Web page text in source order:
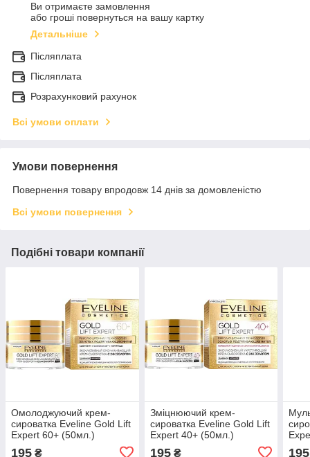
Ви отримаєте замовлення
або гроші повернуться на вашу картку
Детальніше
Післяплата
Післяплата
Розрахунковий рахунок
Всі умови оплати
Умови повернення
Повернення товару впродовж 14 днів за домовленістю
Всі умови повернення
Подібні товари компанії
Омолоджуючий крем-
сироватка Eveline Gold Lift
Expert 60+ (50мл.)
195 ₴
Зміцнюючий крем-
сироватка Eveline Gold Lift
Expert 40+ (50мл.)
195₴ 195